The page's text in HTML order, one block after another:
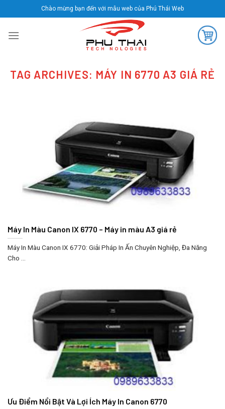
to
content
Chào mừng bạn đến với mẫu web của Phú Thái Web
TAG ARCHIVES: MÁY IN 6770 A3 GIÁ RẺ
Máy In Màu Canon IX 6770 – Máy in màu A3 giá rẻ
Máy In Màu Canon IX 6770: Giải Pháp In Ấn Chuyên Nghiệp, Đa Năng
Cho ...
Ưu Điểm Nổi Bật Và Lợi Ích Máy In Canon 6770